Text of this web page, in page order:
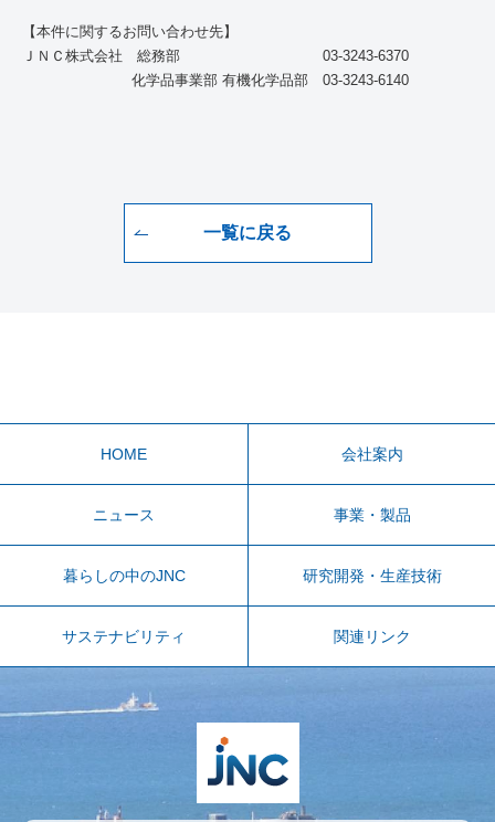
【本件に関するお問い合わせ先】
ＪＮＣ株式会社 総務部 03-3243-6370
化学品事業部 有機化学品部 03-3243-6140
一覧に戻る
HOME 会社案内
ニュース 事業・製品
暮らしの中のJNC 研究開発・生産技術
サステナビリティ 関連リンク